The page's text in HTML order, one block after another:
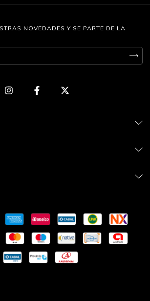
NOVEDADES Y SE PARTE DE LA